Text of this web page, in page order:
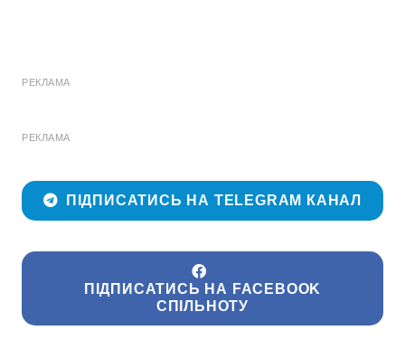
РЕКЛАМА
РЕКЛАМА
ПІДПИСАТИСЬ НА TELEGRAM КАНАЛ
ПІДПИСАТИСЬ НА FACEBOOK
СПІЛЬНОТУ